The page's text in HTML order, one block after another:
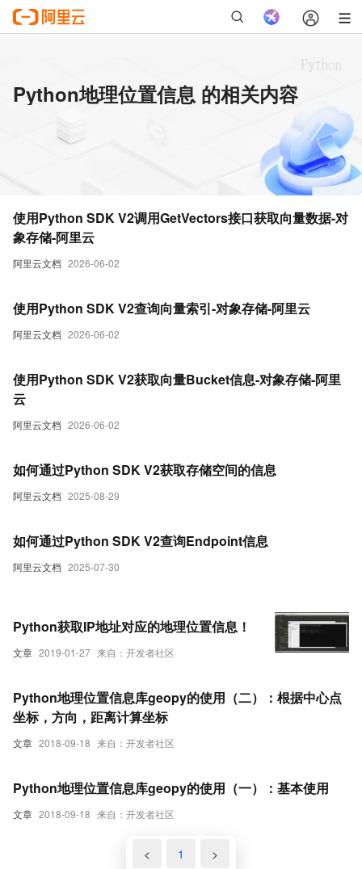
Python地理位置信息 的相关内容
阿里云文档 2026-06-02
使用Python SDK V2调用GetVectors接口获取向量数据-对
象存储-阿里云
阿里云文档 2026-06-02
使用Python SDK V2查询向量索引-对象存储-阿里云
阿里云文档 2026-06-02
使用Python SDK V2获取向量Bucket信息-对象存储-阿里
云
阿里云文档 2025-08-29
如何通过Python SDK V2获取存储空间的信息
阿里云文档 2025-07-30
如何通过Python SDK V2查询Endpoint信息
文章 2019-01-27 来自：开发者社区
Python获取IP地址对应的地理位置信息！
文章 2018-09-18 来自：开发者社区
Python地理位置信息库geopy的使用（二）：根据中心点
坐标，方向，距离计算坐标
文章 2018-09-18 来自：开发者社区
Python地理位置信息库geopy的使用（一）：基本使用
< 1 >